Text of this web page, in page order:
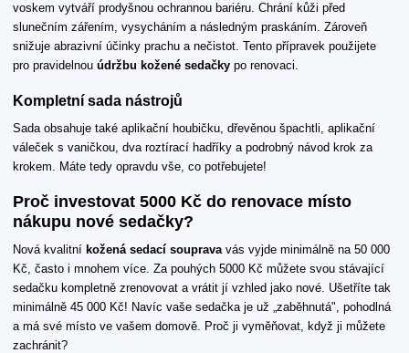
voskem vytváří prodyšnou ochrannou bariéru. Chrání kůži před
slunečním zářením, vysycháním a následným praskáním. Zároveň
snižuje abrazivní účinky prachu a nečistot. Tento přípravek použijete
pro pravidelnou údržbu kožené sedačky po renovaci.
Kompletní sada nástrojů
Sada obsahuje také aplikační houbičku, dřevěnou špachtli, aplikační
váleček s vaničkou, dva roztírací hadříky a podrobný návod krok za
krokem. Máte tedy opravdu vše, co potřebujete!
Proč investovat 5000 Kč do renovace místo
nákupu nové sedačky?
Nová kvalitní kožená sedací souprava vás vyjde minimálně na 50 000
Kč, často i mnohem více. Za pouhých 5000 Kč můžete svou stávající
sedačku kompletně zrenovovat a vrátit jí vzhled jako nové. Ušetříte tak
minimálně 45 000 Kč! Navíc vaše sedačka je už „zaběhnutá", pohodlná
a má své místo ve vašem domově. Proč ji vyměňovat, když ji můžete
zachránit?